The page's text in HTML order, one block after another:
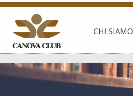
CHI SIAMO